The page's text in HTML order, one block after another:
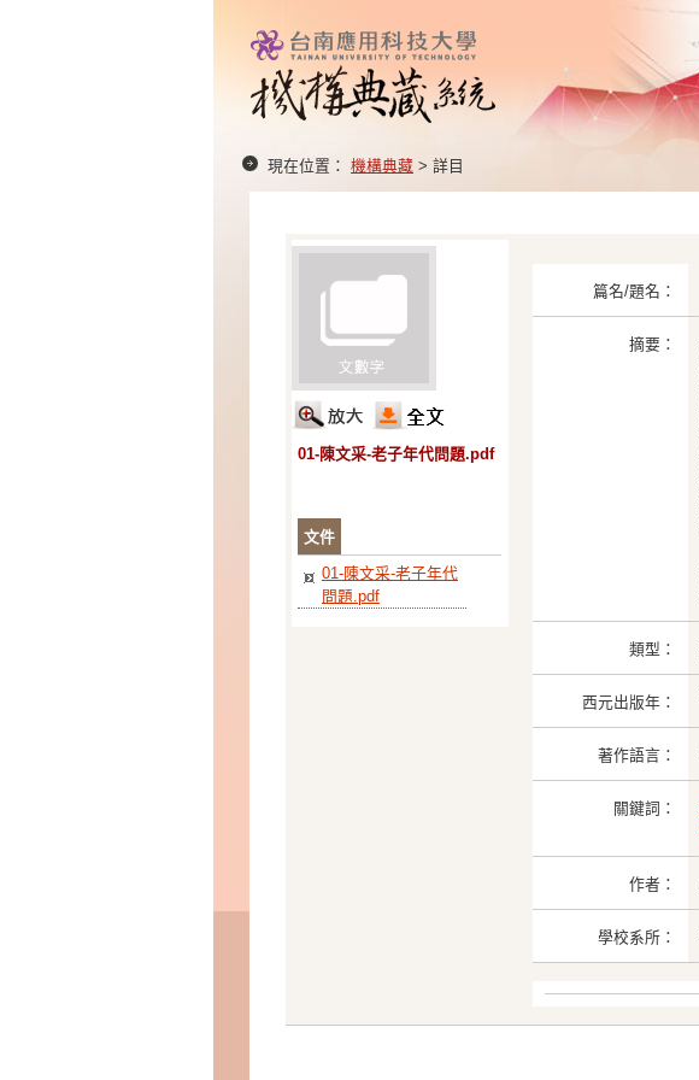
現在位置： 機構典藏 > 詳目
01-陳文采-老子年代問題.pdf
文件
01-陳文采-老子年代
問題.pdf
篇名/題名：
摘要：
類型：
西元出版年：
著作語言：
關鍵詞：
作者：
學校系所：